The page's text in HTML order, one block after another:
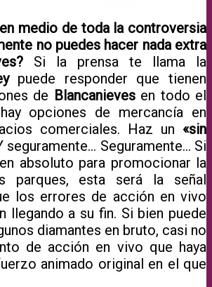
medio de toda la controversia
no puedes hacer nada extra
Si la prensa te llama la
puede responder que tienen
de Blancanieves en todo el
opciones de mercancía en
comerciales. Haz un «sin
seguramente… Seguramente… Si
absoluto para promocionar la
parques, esta será la señal
los errores de acción en vivo
llegando a su fin. Si bien puede
diamantes en bruto, casi no
de acción en vivo que haya
animado original en el que